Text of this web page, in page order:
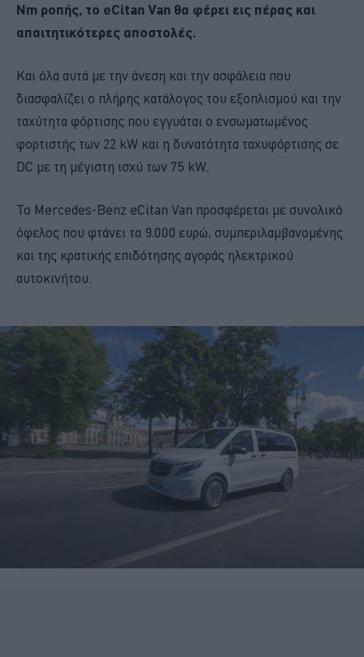
Nm ροπής, το eCitan Van θα φέρει εις πέρας και
απαιτητικότερες αποστολές.
Και όλα αυτά με την άνεση και την ασφάλεια που
διασφαλίζει ο πλήρης κατάλογος του εξοπλισμού και την
ταχύτητα φόρτισης που εγγυάται ο ενσωματωμένος
φορτιστής των 22 kW και η δυνατότητα ταχυφόρτισης σε
DC με τη μέγιστη ισχύ των 75 kW.
To Mercedes-Benz eCitan Van προσφέρεται με συνολικό
όφελος που φτάνει τα 9.000 ευρώ, συμπεριλαμβανομένης
και της κρατικής επιδότησης αγοράς ηλεκτρικού
αυτοκινήτου.